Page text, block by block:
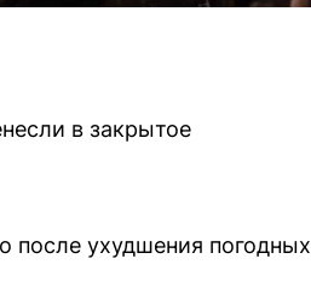
в закрытое
после ухудшения погодных